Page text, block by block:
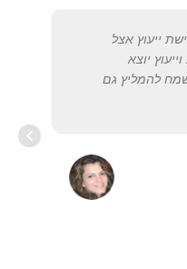
ייעוץ אצל
יוצא
להמליץ גם